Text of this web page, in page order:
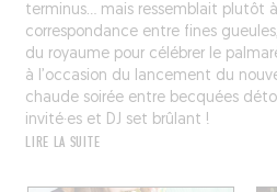
terminus… mais ressemblait plutôt
correspondance entre fines
du royaume pour célébrer le
à l’occasion du lancement du
chaude soirée entre becquées
invité·es et DJ set brûlant !
LIRE LA SUITE